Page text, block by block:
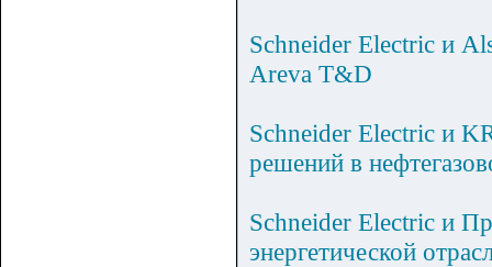
Schneider Electric и
Areva T&D
Schneider Electric и
решений в
Schneider Electric и
энергетической